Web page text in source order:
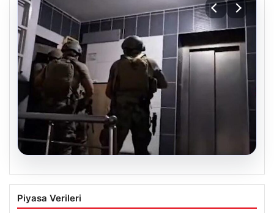
İntihar Eden Kişinin Mektubunda Ortaya
Çıkan İsimler ile Milyarlık Tefecilik
Piyasa Verileri